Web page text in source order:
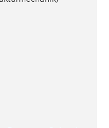
School,